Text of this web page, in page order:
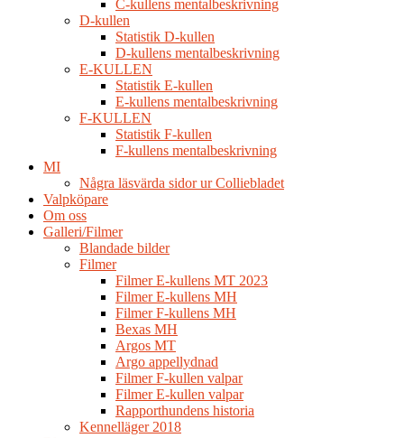
C-kullens mentalbeskrivning
D-kullen
Statistik D-kullen
D-kullens mentalbeskrivning
E-KULLEN
Statistik E-kullen
E-kullens mentalbeskrivning
F-KULLEN
Statistik F-kullen
F-kullens mentalbeskrivning
MI
Några läsvärda sidor ur Colliebladet
Valpköpare
Om oss
Galleri/Filmer
Blandade bilder
Filmer
Filmer E-kullens MT 2023
Filmer E-kullens MH
Filmer F-kullens MH
Bexas MH
Argos MT
Argo appellydnad
Filmer F-kullen valpar
Filmer E-kullen valpar
Rapporthundens historia
Kennelläger 2018